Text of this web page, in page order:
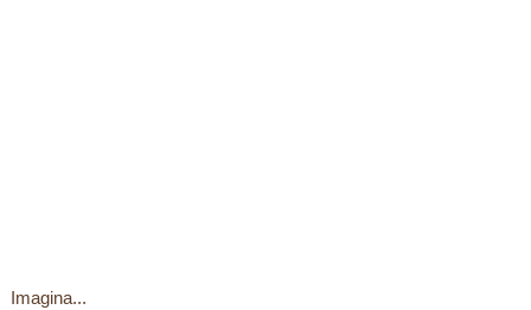
Imagina...